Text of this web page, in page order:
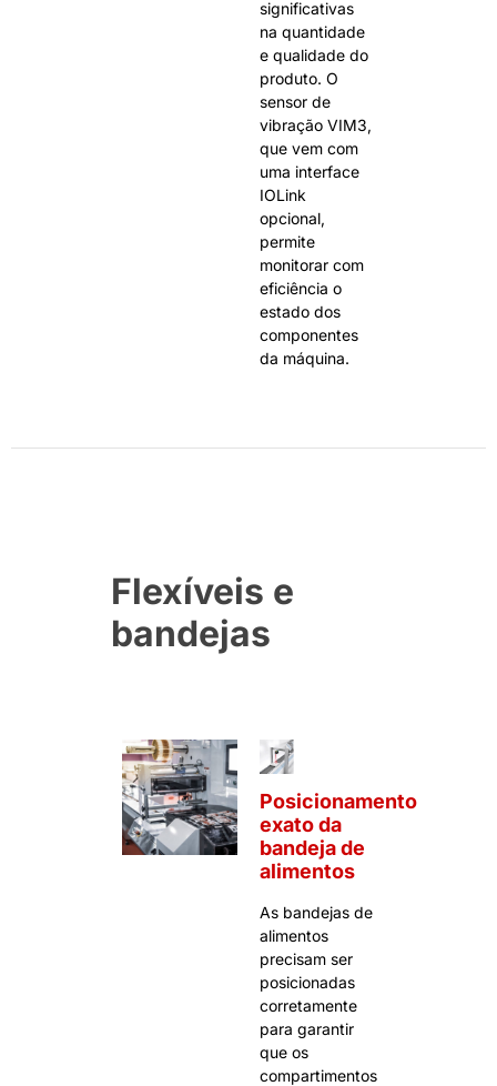
significativas
na quantidade
e qualidade do
produto. O
sensor de
vibração VIM3,
que vem com
uma interface
IOLink
opcional,
permite
monitorar com
eficiência o
estado dos
componentes
da máquina.
Flexíveis e
bandejas
Posicionamento
exato da
bandeja de
alimentos
As bandejas de
alimentos
precisam ser
posicionadas
corretamente
para garantir
que os
compartimentos